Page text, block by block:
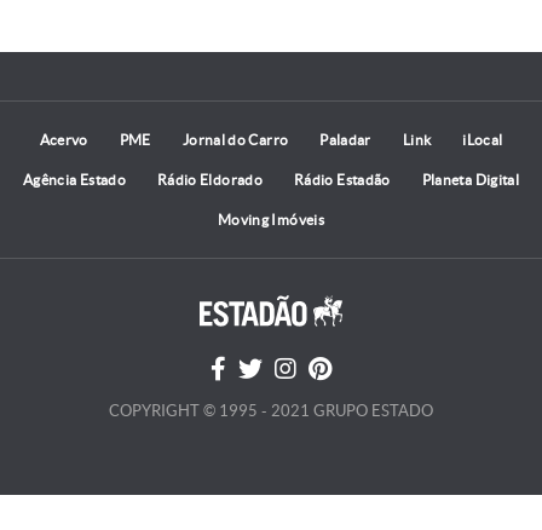
Acervo PME Jornal do Carro Paladar Link iLocal
Agência Estado Rádio Eldorado Rádio Estadão Planeta Digital
Moving Imóveis
COPYRIGHT © 1995 - 2021 GRUPO ESTADO